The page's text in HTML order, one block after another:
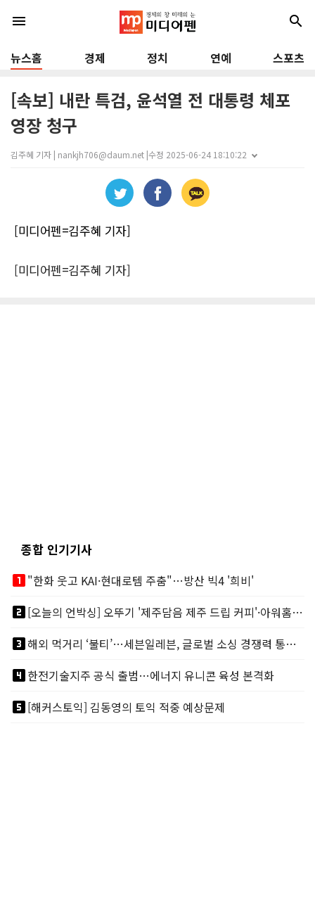
menu search
뉴스홈 경제 정치 연예 스포츠
[속보] 내란 특검, 윤석열 전 대통령 체포
영장 청구
김주혜 기자 | nankjh706@daum.net |수정 2025-06-24 18:10:22
[미디어펜=김주혜 기자]
[미디어펜=김주혜 기자]
종합 인기기사
looks_one"한화 웃고 KAI·현대로템 주춤"…방산 빅4 '희비'
looks_two
[오늘의 언박싱] 오뚜기 '제주담음 제주 드립 커피'·아워홈 ‘갓석박지’ 外
looks_3
해외 먹거리 ‘불티’…세븐일레븐, 글로벌 소싱 경쟁력 통했다
looks_4한전기술지주 공식 출범…에너지 유니콘 육성 본격화
looks_5[해커스토익] 김동영의 토익 적중 예상문제